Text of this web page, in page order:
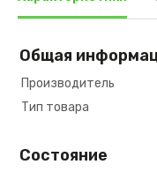
Общая
Производитель
Тип товара
Состояние